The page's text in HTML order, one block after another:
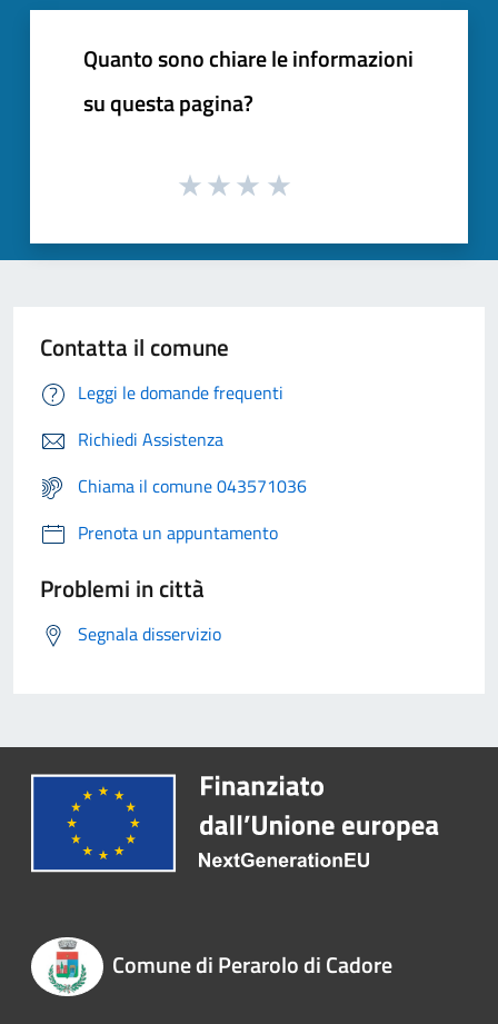
Quanto sono chiare le informazioni
su questa pagina?
Contatta il comune
Leggi le domande frequenti
Richiedi Assistenza
Chiama il comune 043571036
Prenota un appuntamento
Problemi in città
Segnala disservizio
Comune di Perarolo di Cadore